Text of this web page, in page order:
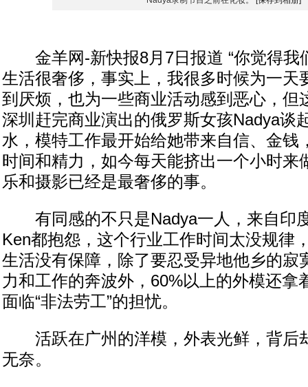
金羊网-新快报8月7日报道 “你觉得我
生活很奢侈，事实上，我很多时候为一天
到厌烦，也为一些商业活动感到恶心，但
深圳赶完商业演出的俄罗斯女孩Nadya谈
水，模特工作最开始给她带来自信、金钱
时间和精力，如今每天能挤出一个小时来
乐和摄影已经是最奢侈的事。
有同感的不只是Nadya一人，来自印
Ken都抱怨，这个行业工作时间太没规律
生活没有保障，除了要忍受异地他乡的寂
力和工作的奔波外，60%以上的外模还拿
面临“非法劳工”的担忧。
活跃在广州的洋模，外表光鲜，背后
无奈。